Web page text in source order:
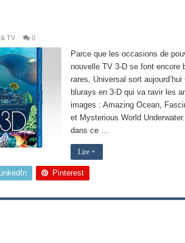
TV 0
Parce que les occasions de
nouvelle TV 3-D se font encore
rares, Universal sort
blurays en 3-D qui va ravir les
images : Amazing Ocean,
et Mysterious World
dans ce …
Lire +
Pinterest